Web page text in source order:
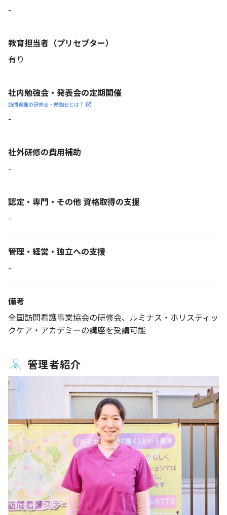
-
教育担当者 （プリセプター）
有り
社内勉強会・発表会の定期開催
訪問看護の研修会・勉強会とは？
-
社外研修の費用補助
-
認定・専門・その他 資格取得の支援
-
管理・経営・独立への支援
-
備考
全国訪問看護事業協会の研修会、ルミナス・ホリスティッ
クケア・アカデミーの講座を受講可能
管理者紹介